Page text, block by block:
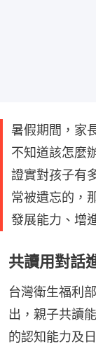
暑假期間，家
不知道該怎麼
證實對孩子有
常被遺忘的，
發展能力、增
共讀用對話
台灣衛生福利
出，親子共讀
的認知能力及